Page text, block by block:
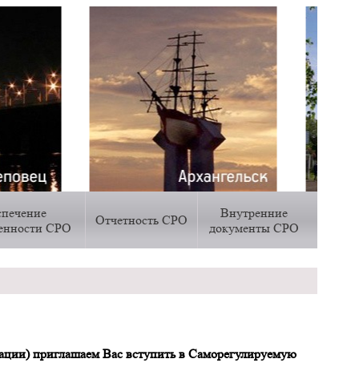
СРО
Отчетность СРО
Внутренние
документы СРО
приглашаем Вас вступить в Саморегулируемую